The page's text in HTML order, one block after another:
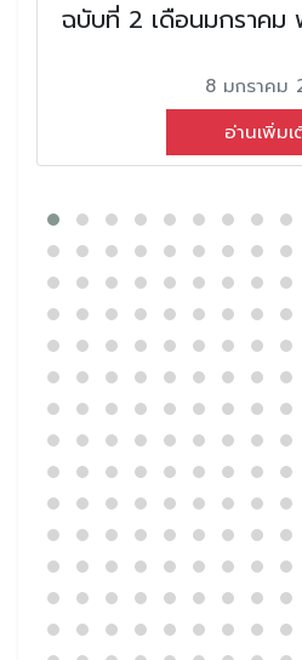
ฉบับที่ 2 เดือนมกราคม
8 มกราคม
อ่านเพิ่มเ